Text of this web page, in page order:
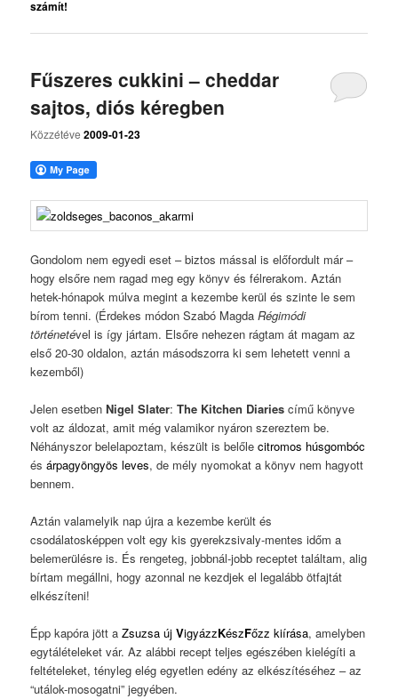
számít!
Fűszeres cukkini – cheddar
sajtos, diós kéregben
Közzétéve2009-01-23
Gondolom nem egyedi eset – biztos mással is előfordult már –
hogy elsőre nem ragad meg egy könyv és félrerakom. Aztán
hetek-hónapok múlva megint a kezembe kerül és szinte le sem
bírom tenni. (Érdekes módon Szabó MagdaRégimódi
történetével is így jártam. Elsőre nehezen rágtam át magam az
első 20-30 oldalon, aztán másodszorra ki sem lehetett venni a
kezemből)
Jelen esetbenNigel Slater:The Kitchen Diaries című könyve
volt az áldozat, amit még valamikor nyáron szereztem be.
Néhányszor belelapoztam, készült is belőlecitromos húsgombóc
ésárpagyöngyös leves, de mély nyomokat a könyv nem hagyott
bennem.
Aztán valamelyik nap újra a kezembe került és
csodálatosképpen volt egy kis gyerekzsivaly-mentes időm a
belemerülésre is. És rengeteg, jobbnál-jobb receptet találtam, alig
bírtam megállni, hogy azonnal ne kezdjek el legalább ötfajtát
elkészíteni!
Épp kapóra jött aZsuzsa újVigyázzKészFőzz kiírása, amelyben
egytálételeket vár. Az alábbi recept teljes egészében kielégíti a
feltételeket, tényleg elég egyetlen edény az elkészítéséhez – az
“utálok-mosogatni” jegyében.